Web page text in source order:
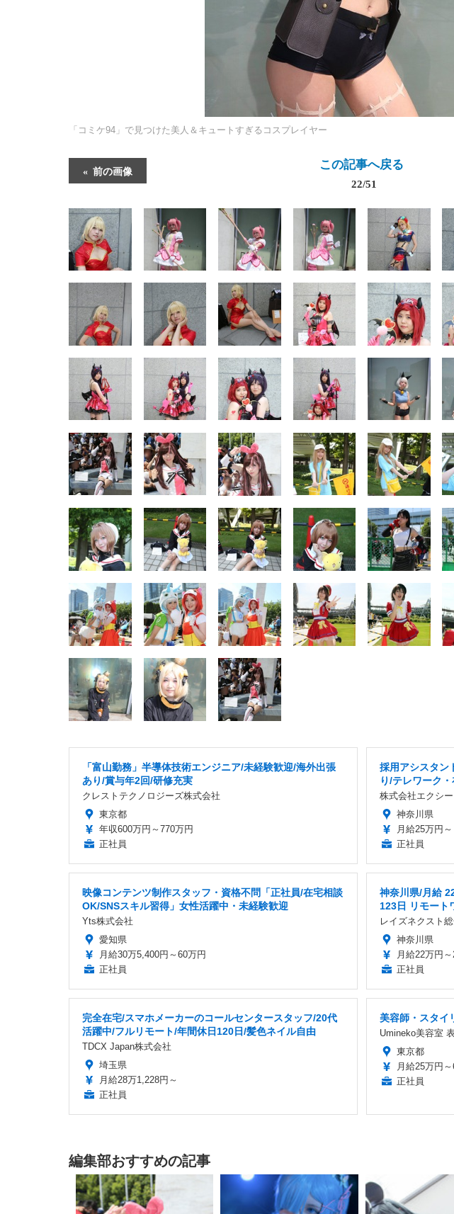
「コミケ94」で見つけた美人＆キュートすぎるコスプレイヤー
前の画像
この記事へ戻る
22/51
「富山勤務」半導体技術エンジニア/未経験歓迎/海外出張
あり/賞与年2回/研修充実
クレストテクノロジーズ株式会社
東京都
年収600万円～770万円
正社員
採用アシスタン
り/テレワーク
株式会社エクシ
神奈川県
月給25万円～
正社員
映像コンテンツ制作スタッフ・資格不問「正社員/在宅相談
OK/SNSスキル習得」女性活躍中・未経験歓迎
Yts株式会社
愛知県
月給30万5,400円～60万円
正社員
神奈川県/月給
123日 リモート
レイズネクスト
神奈川県
月給22万円
正社員
完全在宅/スマホメーカーのコールセンタースタッフ/20代
活躍中/フルリモート/年間休日120日/髪色ネイル自由
TDCX Japan株式会社
埼玉県
月給28万1,228円～
正社員
美容師・スタイ
Umineko美容室
東京都
月給25万円
正社員
編集部おすすめの記事